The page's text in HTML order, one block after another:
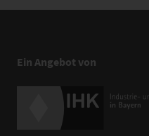
Ein Angebot von